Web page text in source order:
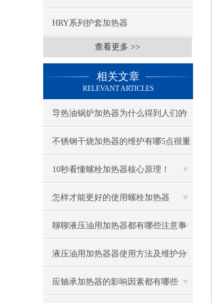
HRY系列护套加热器
查看更多 >>
相关文章
RELEVANT ARTICLES
导热油锅炉加热器为什么得到人们的
青睐
不锈钢干烧加热器的维护有哪5点很重
要
10秒看懂螺栓加热器核心原理！
怎样才能更好的使用螺栓加热器
聊聊液压油用加热器都有哪些注意事
项
液压油用加热器器使用方法及维护分
享给大家
应轴承加热器的影响因素都有哪些